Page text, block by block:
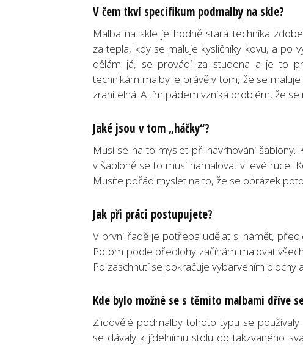
V čem tkví specifikum podmalby na skle?
Malba na skle je hodně stará technika
za tepla, kdy se maluje kysličníky kovu, a po
dělám já, se provádí za studena a je to
technikám malby je právě v tom, že se
zranitelná. A tím pádem vzniká problém, že
Jaké jsou v tom „háčky“?
Musí se na to myslet při navrhování
v šabloně se to musí namalovat v levé ruce.
Musíte pořád myslet na to, že se obrázek
Jak při práci postupujete?
V první řadě je potřeba udělat si námět,
Potom podle předlohy začínám malovat
Po zaschnutí se pokračuje vybarvením plochy
Kde bylo možné se s těmito malbami dříve
Zlidovělé podmalby tohoto typu se
se dávaly k jídelnímu stolu do takzvaného